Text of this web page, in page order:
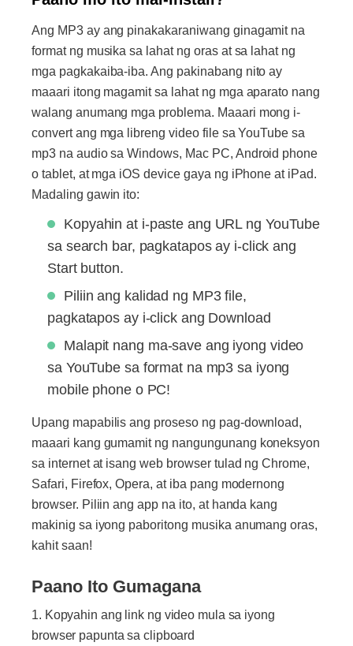
Ang MP3 ay ang pinakakaraniwang ginagamit na
format ng musika sa lahat ng oras at sa lahat ng
mga pagkakaiba-iba. Ang pakinabang nito ay
maaari itong magamit sa lahat ng mga aparato nang
walang anumang mga problema. Maaari mong i-
convert ang mga libreng video file sa YouTube sa
mp3 na audio sa Windows, Mac PC, Android phone
o tablet, at mga iOS device gaya ng iPhone at iPad.
Madaling gawin ito:
Kopyahin at i-paste ang URL ng YouTube
sa search bar, pagkatapos ay i-click ang
Start button.
Piliin ang kalidad ng MP3 file,
pagkatapos ay i-click ang Download
Malapit nang ma-save ang iyong video
sa YouTube sa format na mp3 sa iyong
mobile phone o PC!
Upang mapabilis ang proseso ng pag-download,
maaari kang gumamit ng nangungunang koneksyon
sa internet at isang web browser tulad ng Chrome,
Safari, Firefox, Opera, at iba pang modernong
browser. Piliin ang app na ito, at handa kang
makinig sa iyong paboritong musika anumang oras,
kahit saan!
Paano Ito Gumagana
Kopyahin ang link ng video mula sa iyong
browser papunta sa clipboard